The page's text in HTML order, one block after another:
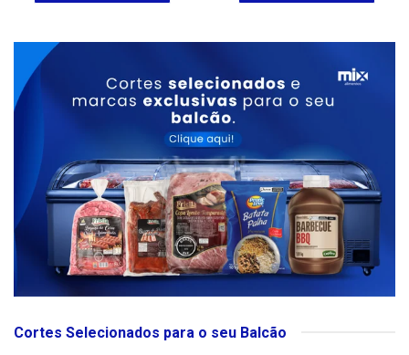
Cortes Selecionados para o seu Balcão